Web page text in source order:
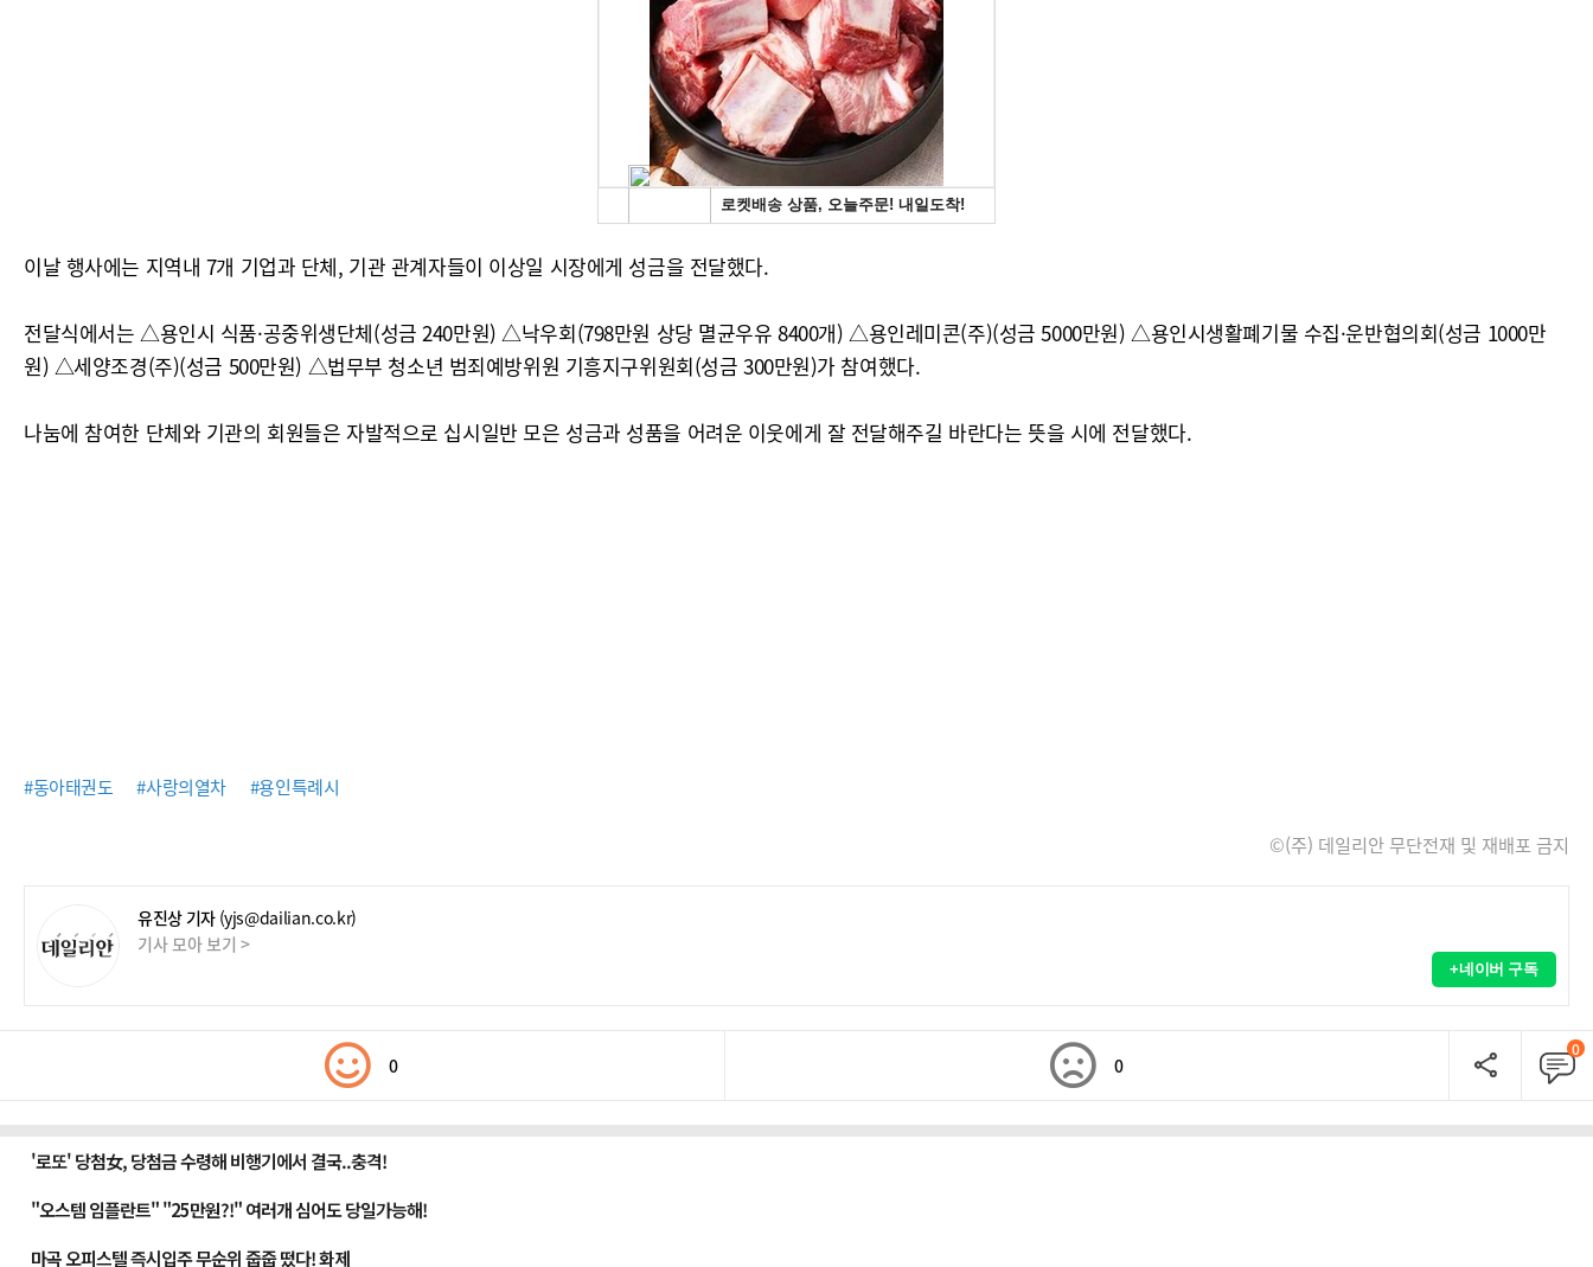
이날 행사에는 지역내 7개 기업과 단체, 기관 관계자들이 이상일 시장에게 성금을 전달했다.
전달식에서는 △용인시 식품·공중위생단체(성금 240만원) △낙우회(798만원 상당 멸균우유 8400개) △용인레미콘(주)(성금 5000만원) △용인시생활폐기물 수집·운반협의회(성금 1000만
원) △세양조경(주)(성금 500만원) △법무부 청소년 범죄예방위원 기흥지구위원회(성금 300만원)가 참여했다.
나눔에 참여한 단체와 기관의 회원들은 자발적으로 십시일반 모은 성금과 성품을 어려운 이웃에게 잘 전달해주길 바란다는 뜻을 시에 전달했다.
#동아태권도 #사랑의열차 #용인특례시
©(주) 데일리안 무단전재 및 재배포 금지
유진상 기자 (yjs@dailian.co.kr)
기사 모아 보기 >
+네이버 구독
0 0
0